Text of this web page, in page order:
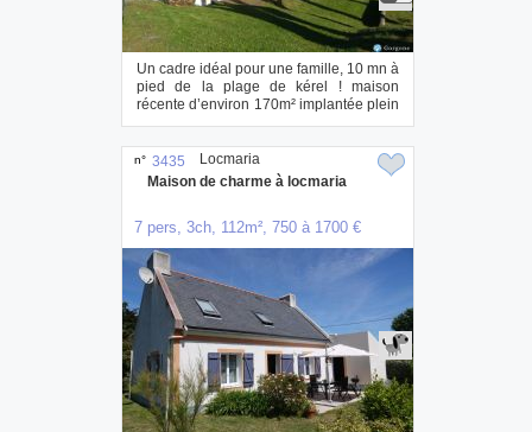
Un cadre idéal pour une famille, 10 mn à
pied de la plage de kérel ! maison
récente d’environ 170m² implantée plein
s...
n° 3435
Maison de charme à locmaria
7 pers, 3ch, 112m², 750 à 1700 €
Locmaria